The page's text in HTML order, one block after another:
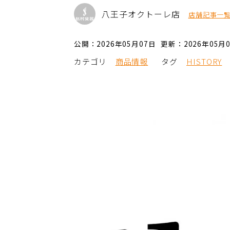
八王子オクトーレ店 店舗記事一覧
公開：2026年05月07日 更新：2026年05月
カテゴリ 商品情報 タグ HISTORY